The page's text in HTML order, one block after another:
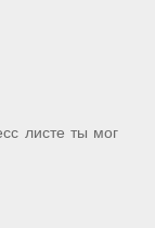
листе ты мог